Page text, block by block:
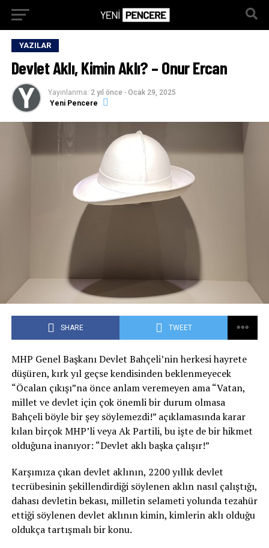
YAZILAR
Devlet Aklı, Kimin Aklı? – Onur Ercan
Yayınlanma: 2 yıl önce - Ocak 29, 2025
Yeni Pencere
SHARE TWEET
MHP Genel Başkanı Devlet Bahçeli’nin herkesi hayrete
düşüren, kırk yıl geçse kendisinden beklenmeyecek
“Öcalan çıkışı”na önce anlam veremeyen ama “Vatan,
millet ve devlet için çok önemli bir durum olmasa
Bahçeli böyle bir şey söylemezdi!” açıklamasında karar
kılan birçok MHP’li veya Ak Partili, bu işte de bir hikmet
olduğuna inanıyor: “Devlet aklı başka çalışır!”
Karşımıza çıkan devlet aklının, 2200 yıllık devlet
tecrübesinin şekillendirdiği söylenen aklın nasıl çalıştığı,
dahası devletin bekası, milletin selameti yolunda tezahür
ettiği söylenen devlet aklının kimin, kimlerin aklı olduğu
oldukça tartışmalı bir konu.